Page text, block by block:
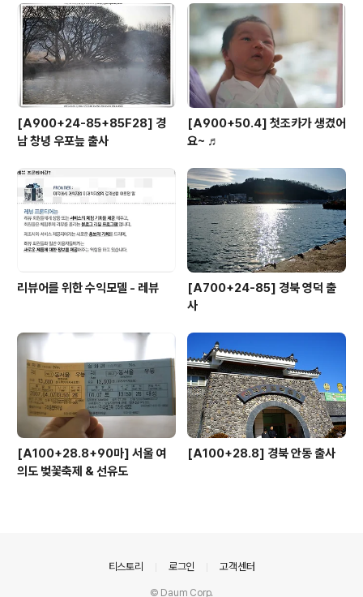
[A900+24-85+85F28] 경
남 창녕 우포늪 출사
[A900+50.4] 첫조카가 생겼어
요~ ♬
리뷰어를 위한 수익모델 - 레뷰
[A700+24-85] 경북 영덕 출
사
[A100+28.8+90마] 서울 여
의도 벚꽃축제 & 선유도
[A100+28.8] 경북 안동 출사
티스토리 로그인 고객센터
© Daum Corp.